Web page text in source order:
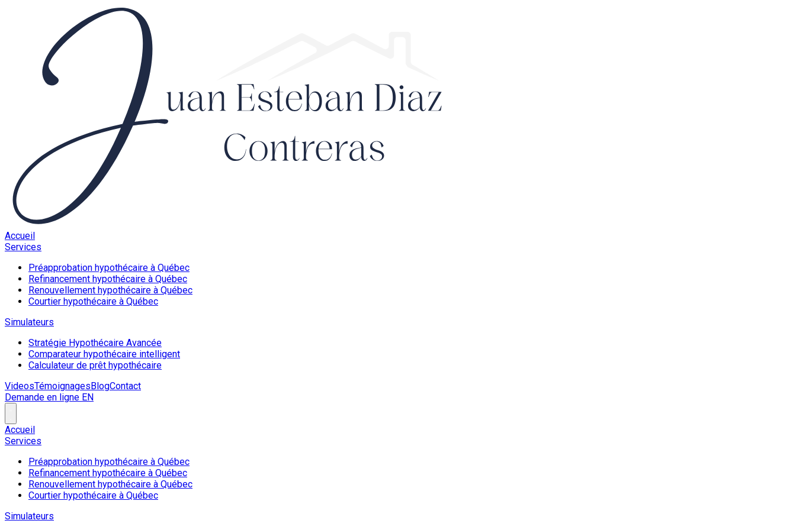
Accueil
Services
Préapprobation hypothécaire à Québec
Refinancement hypothécaire à Québec
Renouvellement hypothécaire à Québec
Courtier hypothécaire à Québec
Simulateurs
Stratégie Hypothécaire Avancée
Comparateur hypothécaire intelligent
Calculateur de prêt hypothécaire
VideosTémoignagesBlogContact
Demande en ligne EN
Accueil
Services
Préapprobation hypothécaire à Québec
Refinancement hypothécaire à Québec
Renouvellement hypothécaire à Québec
Courtier hypothécaire à Québec
Simulateurs